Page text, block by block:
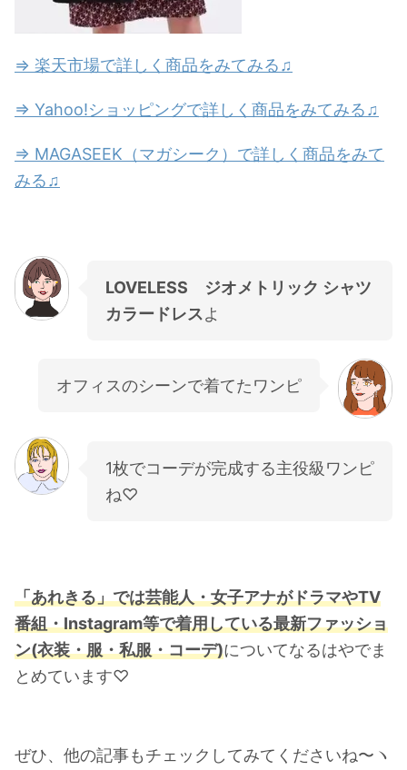
⇒ 楽天市場で詳しく商品をみてみる♫
⇒ Yahoo!ショッピングで詳しく商品をみてみる♫
⇒ MAGASEEK（マガシーク）で詳しく商品をみて
みる♫
LOVELESS ジオメトリック シャツ
カラードレスよ
オフィスのシーンで着てたワンピ
1枚でコーデが完成する主役級ワンピ
ね♡
「あれきる」では芸能人・女子アナがドラマやTV
番組・Instagram等で着用している最新ファッショ
ン(衣装・服・私服・コーデ)についてなるはやでま
とめています♡
ぜひ、他の記事もチェックしてみてくださいね〜ヽ